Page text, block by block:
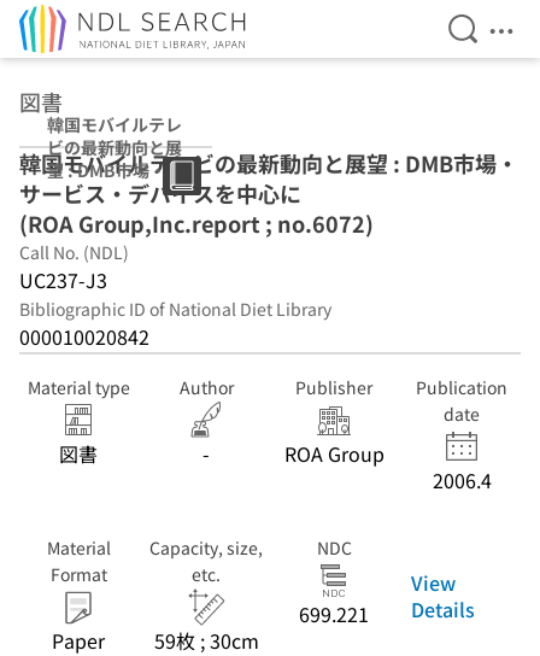
Open
図書
韓国モバイルテレ
ビの最新動向と展
望 : DMB市場・サ
ービス・デバイス
を中心に (ROA
Group,Inc.repor
t ; no.6072)
韓国モバイルテレビの最新動向と展望 : DMB市場・
サービス・デバイスを中心に
(ROA Group,Inc.report ; no.6072)
Call No. (NDL)
UC237-J3
Bibliographic ID of National Diet Library
000010020842
Material type
図書
Author
-
Publisher
ROA Group
Publication
date
2006.4
Material
Format
Paper
Capacity, size,
etc.
59枚 ; 30cm
NDC
699.221
View
Details